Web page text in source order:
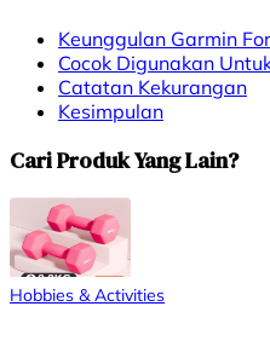
Keunggulan Garmin
Cocok Digunakan
Catatan Kekurangan
Kesimpulan
Cari Produk Yang Lain?
Hobbies & Activities